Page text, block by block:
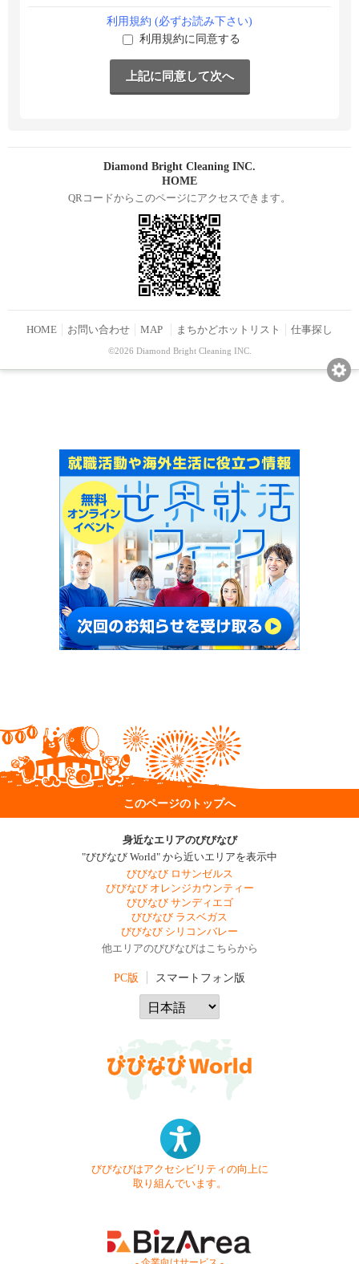
利用規約 (必ずお読み下さい)
利用規約に同意する
Diamond Bright Cleaning INC.
HOME
QRコードからこのページにアクセスできます。
HOME お問い合わせ MAP まちかどホットリスト 仕事探し
©2026 Diamond Bright Cleaning INC.
このページのトップへ
身近なエリアのびびなび
"びびなび World" から近いエリアを表示中
びびなび ロサンゼルス
びびなび オレンジカウンティー
びびなび サンディエゴ
びびなび ラスベガス
びびなび シリコンバレー
他エリアのびびなびはこちらから
PC版 スマートフォン版
びびなびはアクセシビリティの向上に
取り組んでいます。